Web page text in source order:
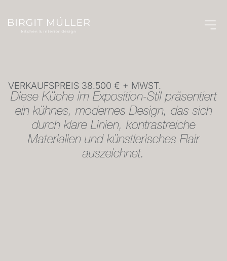
VERKAUFSPREIS 38.500 € + MWST.
Diese Küche im Exposition-Stil präsentiert
ein kühnes, modernes Design, das sich
durch klare Linien, kontrastreiche
Materialien und künstlerisches Flair
auszeichnet.